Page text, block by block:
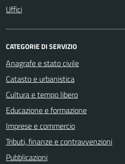
Uffici
CATEGORIE DI SERVIZIO
Anagrafe e stato civile
Catasto e urbanistica
Cultura e tempo libero
Educazione e formazione
Imprese e commercio
Tributi, finanze e contravvenzioni
Pubblicazioni